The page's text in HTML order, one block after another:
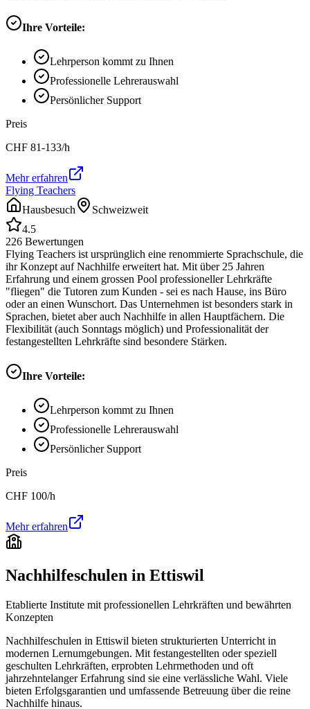
Ihre Vorteile:
Lehrperson kommt zu Ihnen
Professionelle Lehrerauswahl
Persönlicher Support
Preis
CHF 81-133/h
Mehr erfahren
Flying Teachers
Hausbesuch
Schweizweit
4.5
226 Bewertungen
Flying Teachers ist ursprünglich eine renommierte Sprachschule, die
ihr Konzept auf Nachhilfe erweitert hat. Mit über 25 Jahren
Erfahrung und einem grossen Pool professioneller Lehrkräfte
"fliegen" die Tutoren zum Kunden - sei es nach Hause, ins Büro
oder an einen Wunschort. Das Unternehmen ist besonders stark in
Sprachen, bietet aber auch Nachhilfe in allen Hauptfächern. Die
Flexibilität (auch Sonntags möglich) und Professionalität der
festangestellten Lehrkräfte sind besondere Stärken.
Ihre Vorteile:
Lehrperson kommt zu Ihnen
Professionelle Lehrerauswahl
Persönlicher Support
Preis
CHF 100/h
Mehr erfahren
Nachhilfeschulen in Ettiswil
Etablierte Institute mit professionellen Lehrkräften und bewährten
Konzepten
Nachhilfeschulen in Ettiswil bieten strukturierten Unterricht in
modernen Lernumgebungen. Mit festangestellten oder speziell
geschulten Lehrkräften, erprobten Lehrmethoden und oft
jahrzehntelanger Erfahrung sind sie eine verlässliche Wahl. Viele
bieten Erfolgsgarantien und umfassende Betreuung über die reine
Nachhilfe hinaus.